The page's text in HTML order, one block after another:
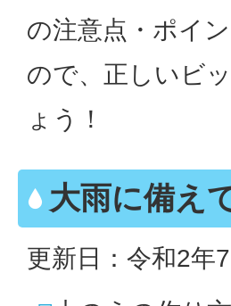
の注意点・ポイ
ので、正しいビ
ょう！
大雨に備え
更新日：令和2年